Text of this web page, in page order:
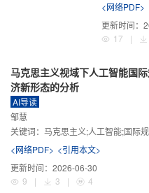
<网络PDF>
更新时间：
17
|
马克思主义视域下人工智能国
济新形态的分析
AI导读
邹慧
关键词： 马克思主义;人工智能;国际规则;
<网络PDF> <引用本文>
更新时间： 2026-06-30
9
| 3 | 4